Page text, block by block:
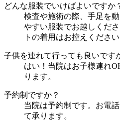
どんな服装でいけばよいですか
検査や施術の際、手足を
やすい服装でお越しくだ
トの着用はお控えください
子供を連れて行っても良いです
はい！当院はお子様連れ
ります。
予約制ですか？
当院は予約制です。お電
て承ります。